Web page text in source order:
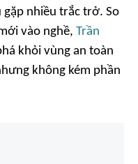
nhiều trắc trở. So
vào nghề, Trần
khỏi vùng an toàn
không kém phần